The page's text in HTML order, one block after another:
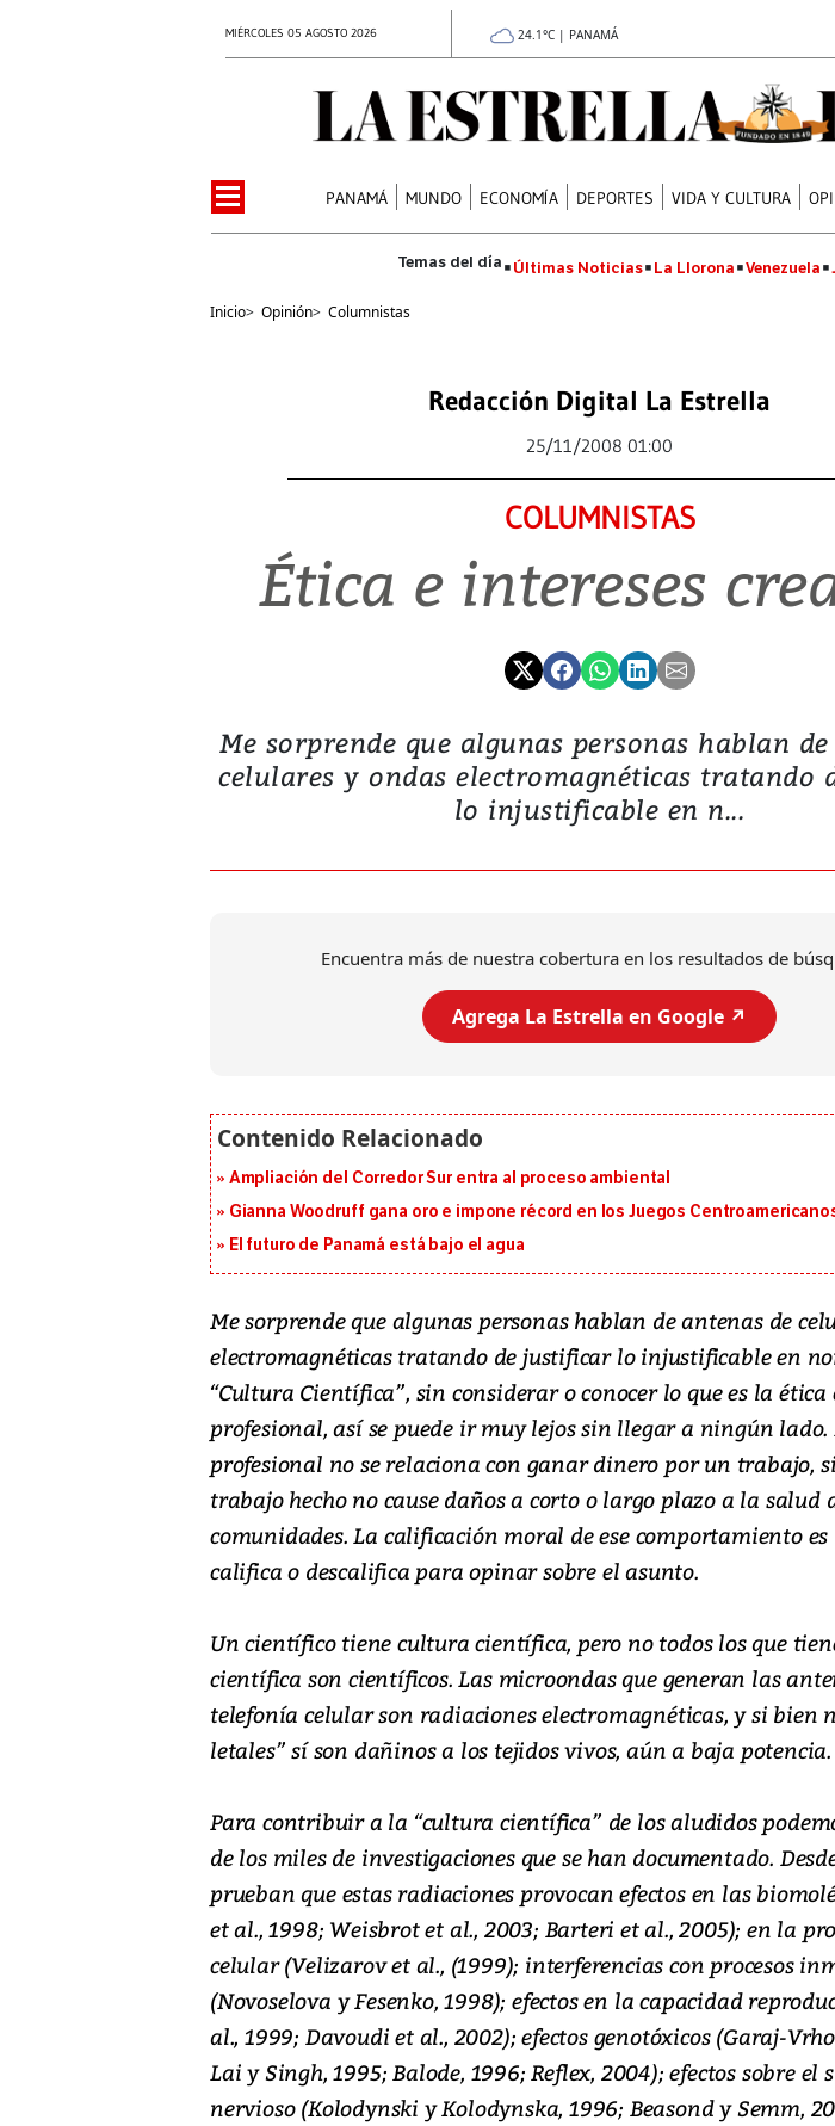
MIÉRCOLES 05 AGOSTO 2026 24.1°C | PANAMÁ
PANAMÁ MUNDO ECONOMÍA DEPORTES VIDA Y CULTURA
Últimas Noticias La Llorona Venezuela
Inicio> Opinión> Columnistas
Redacción Digital La Estrella
25/11/2008 01:00
COLUMNISTAS
Ética e intereses
Me sorprende que algunas personas hablan
celulares y ondas electromagnéticas tratando
lo injustificable en n...
Encuentra más de nuestra cobertura en los resultados de
Agrega La Estrella en Google ↗️
Ampliación del Corredor Sur entra al proceso ambiental
Gianna Woodruff gana oro e impone récord en los Juegos
El futuro de Panamá está bajo el agua
Me sorprende que algunas personas hablan de antenas de
electromagnéticas tratando de justificar lo injustificable en
“Cultura Científica”, sin considerar o conocer lo que es la
profesional, así se puede ir muy lejos sin llegar a ningún lado.
profesional no se relaciona con ganar dinero por un trabajo,
trabajo hecho no cause daños a corto o largo plazo a la salud
comunidades. La calificación moral de ese comportamiento es
califica o descalifica para opinar sobre el asunto.
Un científico tiene cultura científica, pero no todos los que
científica son científicos. Las microondas que generan las
telefonía celular son radiaciones electromagnéticas, y si bien
letales” sí son dañinos a los tejidos vivos, aún a baja potencia.
Para contribuir a la “cultura científica” de los aludidos
de los miles de investigaciones que se han documentado.
prueban que estas radiaciones provocan efectos en las
et al., 1998; Weisbrot et al., 2003; Barteri et al., 2005); en la
celular (Velizarov et al., (1999); interferencias con procesos
(Novoselova y Fesenko, 1998); efectos en la capacidad
al., 1999; Davoudi et al., 2002); efectos genotóxicos (Garaj-
Lai y Singh, 1995; Balode, 1996; Reflex, 2004); efectos sobre el
nervioso (Kolodynski y Kolodynska, 1996; Beasond y Semm,